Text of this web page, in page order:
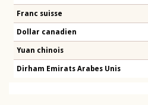
Franc suisse
Dollar canadien
Yuan chinois
Dirham Emirats Arabes Unis